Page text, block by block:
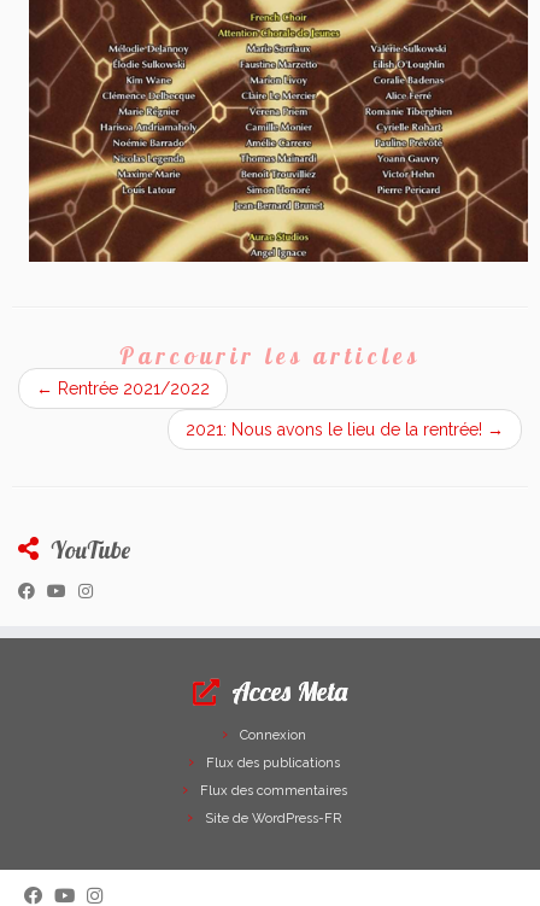
Parcourir les articles
← Rentrée 2021/2022
2021: Nous avons le lieu de la rentrée! →
YouTube
Acces Meta
Connexion
Flux des publications
Flux des commentaires
Site de WordPress-FR